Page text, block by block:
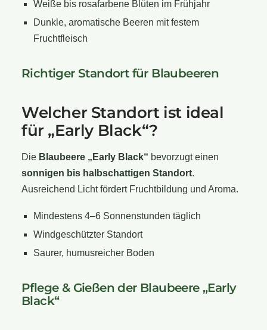
Weiße bis rosafarbene Blüten im Frühjahr
Dunkle, aromatische Beeren mit festem
Fruchtfleisch
Richtiger Standort für Blaubeeren
Welcher Standort ist ideal
für „Early Black“?
Die Blaubeere „Early Black“ bevorzugt einen
sonnigen bis halbschattigen Standort.
Ausreichend Licht fördert Fruchtbildung und Aroma.
Mindestens 4–6 Sonnenstunden täglich
Windgeschützter Standort
Saurer, humusreicher Boden
Pflege & Gießen der Blaubeere „Early
Black“